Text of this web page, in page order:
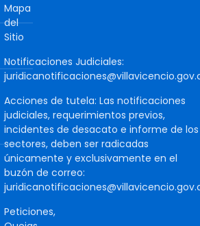
Mapa
del
Sitio
Notificaciones Judiciales:
Acciones de tutela: Las notificaciones
judiciales, requerimientos previos,
incidentes de desacato e informe de los
sectores, deben ser radicadas
únicamente y exclusivamente en el
buzón de correo:
Peticiones,